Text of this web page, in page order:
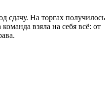
сдачу. На торгах получилось
взяла на себя всё: от